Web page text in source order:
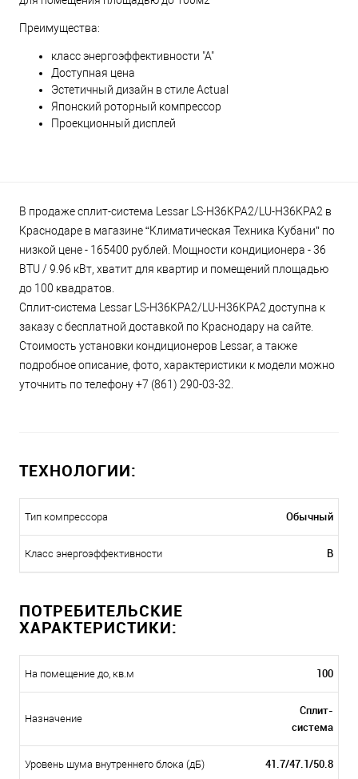
Преимущества:
класс энергоэффективности "А"
Доступная цена
Эстетичный дизайн в стиле Actual
Японский роторный компрессор
Проекционный дисплей
В продаже сплит-система Lessar LS-H36KPA2/LU-H36KPA2 в
Краснодаре в магазине “Климатическая Техника Кубани” по
низкой цене - 165400 рублей. Мощности кондиционера - 36
BTU / 9.96 кВт, хватит для квартир и помещений площадью
до 100 квадратов.
Сплит-система Lessar LS-H36KPA2/LU-H36KPA2 доступна к
заказу с бесплатной доставкой по Краснодару на сайте.
Стоимость установки кондиционеров Lessar, а также
подробное описание, фото, характеристики к модели можно
уточнить по телефону +7 (861) 290-03-32.
ТЕХНОЛОГИИ:
Тип компрессора Обычный
Класс энергоэффективности B
ПОТРЕБИТЕЛЬСКИЕ
ХАРАКТЕРИСТИКИ:
На помещение до, кв.м 100
Назначение
Сплит-
система
Уровень шума внутреннего блока (дБ) 41.7/47.1/50.8